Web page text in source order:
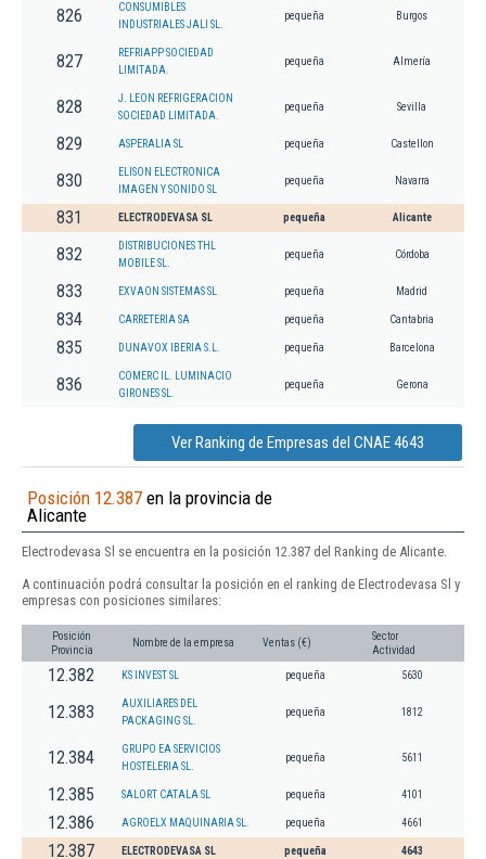
826
CONSUMIBLES
INDUSTRIALES JALI SL.
pequeña Burgos
827
REFRIAPP SOCIEDAD
LIMITADA.
pequeña Almería
828
J. LEON REFRIGERACION
SOCIEDAD LIMITADA.
pequeña Sevilla
829 ASPERALIA SL pequeña Castellon
830
ELISON ELECTRONICA
IMAGEN Y SONIDO SL
pequeña Navarra
831 ELECTRODEVASA SL pequeña Alicante
832
DISTRIBUCIONES THL
MOBILE SL.
pequeña Córdoba
833 EXVAON SISTEMAS SL pequeña Madrid
834 CARRETERIA SA pequeña Cantabria
835 DUNAVOX IBERIA S.L. pequeña Barcelona
836
COMERC IL. LUMINACIO
GIRONES SL.
pequeña Gerona
Ver Ranking de Empresas del CNAE 4643
Posición 12.387 en la provincia de
Alicante
Electrodevasa Sl se encuentra en la posición 12.387 del Ranking de Alicante.
A continuación podrá consultar la posición en el ranking de Electrodevasa Sl y
empresas con posiciones similares:
Posición
Provincia
Nombre de la empresa Ventas (€)
Sector
Actividad
12.382 KS INVEST SL pequeña 5630
12.383
AUXILIARES DEL
PACKAGING SL.
pequeña 1812
12.384
GRUPO EA SERVICIOS
HOSTELERIA SL.
pequeña 5611
12.385 SALORT CATALA SL pequeña 4101
12.386 AGROELX MAQUINARIA SL. pequeña 4661
12.387 ELECTRODEVASA SL pequeña 4643